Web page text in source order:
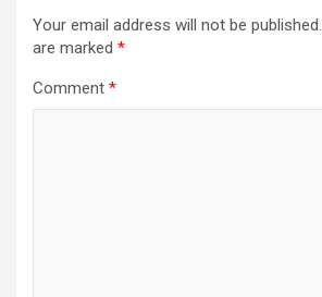
Your email address will not be published.
are marked *
Comment *